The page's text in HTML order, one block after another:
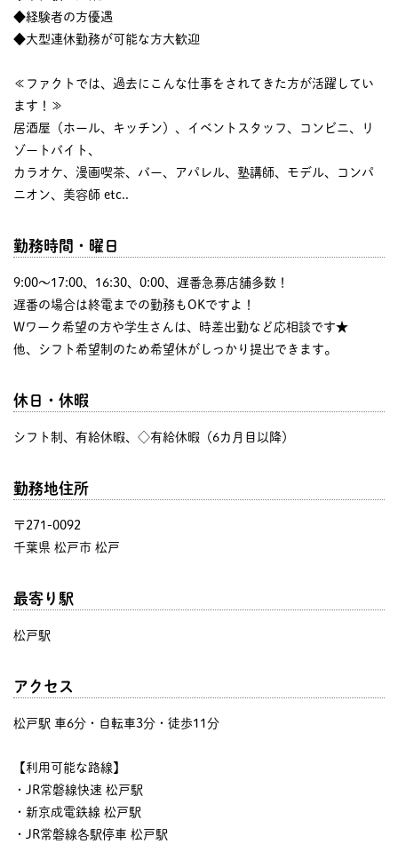
◆経験者の方優遇
◆大型連休勤務が可能な方大歓迎
≪ファクトでは、過去にこんな仕事をされてきた方が活躍してい
ます！≫
居酒屋（ホール、キッチン）、イベントスタッフ、コンビニ、リ
ゾートバイト、
カラオケ、漫画喫茶、バー、アパレル、塾講師、モデル、コンパ
ニオン、美容師 etc..
勤務時間・曜日
9:00〜17:00、16:30、0:00、遅番急募店舗多数！
遅番の場合は終電までの勤務もOKですよ！
Wワーク希望の方や学生さんは、時差出勤など応相談です★
他、シフト希望制のため希望休がしっかり提出できます。
休日・休暇
シフト制、有給休暇、◇有給休暇（6カ月目以降）
勤務地住所
〒271-0092
千葉県 松戸市 松戸
最寄り駅
松戸駅
アクセス
松戸駅 車6分・自転車3分・徒歩11分
【利用可能な路線】
・JR常磐線快速 松戸駅
・新京成電鉄線 松戸駅
・JR常磐線各駅停車 松戸駅